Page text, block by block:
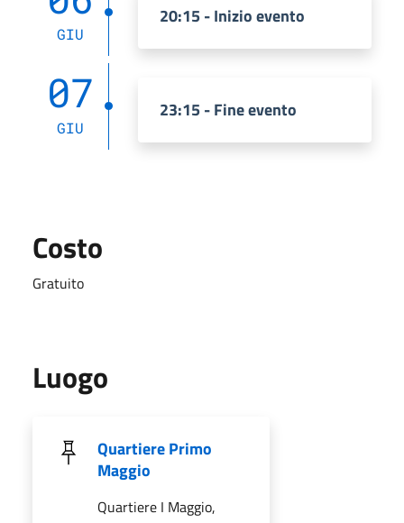
GIU
20:15 - Inizio evento
07
GIU
23:15 - Fine evento
Costo
Gratuito
Luogo
Quartiere Primo
Maggio
Quartiere I Maggio,